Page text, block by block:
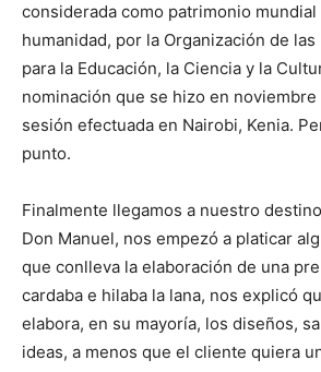
considerada como patrimonio
humanidad, por la Organización de
para la Educación, la Ciencia y la
nominación que se hizo en noviembre
sesión efectuada en Nairobi, Kenia.
punto.
Finalmente llegamos a nuestro
Don Manuel, nos empezó a platicar
que conlleva la elaboración de una
cardaba e hilaba la lana, nos explicó
elabora, en su mayoría, los diseños,
ideas, a menos que el cliente quiera